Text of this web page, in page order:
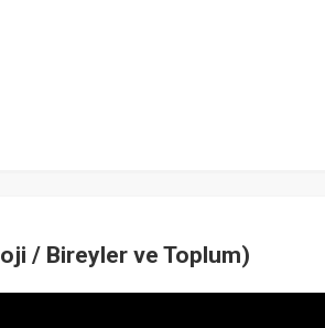
/ Bireyler ve Toplum)